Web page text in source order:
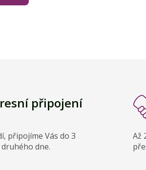
připojení
připojíme Vás do 3
dne.
Až